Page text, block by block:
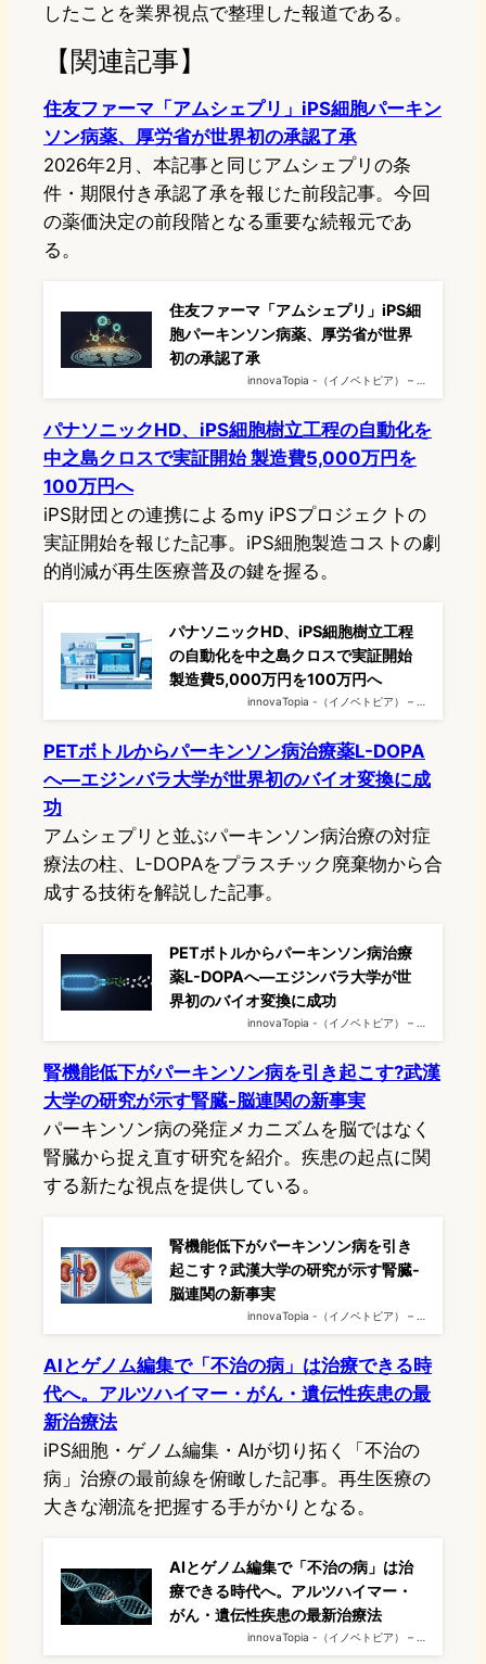
したことを業界視点で整理した報道である。
【関連記事】
住友ファーマ「アムシェプリ」iPS細胞パーキン
ソン病薬、厚労省が世界初の承認了承
2026年2月、本記事と同じアムシェプリの条
件・期限付き承認了承を報じた前段記事。今回
の薬価決定の前段階となる重要な続報元であ
る。
住友ファーマ「アムシェプリ」iPS細
胞パーキンソン病薬、厚労省が世界
初の承認了承
innovaTopia -（イノベトピア） – …
パナソニックHD、iPS細胞樹立工程の自動化を
中之島クロスで実証開始 製造費5,000万円を
100万円へ
iPS財団との連携によるmy iPSプロジェクトの
実証開始を報じた記事。iPS細胞製造コストの劇
的削減が再生医療普及の鍵を握る。
パナソニックHD、iPS細胞樹立工程
の自動化を中之島クロスで実証開始
製造費5,000万円を100万円へ
innovaTopia -（イノベトピア） – …
PETボトルからパーキンソン病治療薬L-DOPA
へ—エジンバラ大学が世界初のバイオ変換に成
功
アムシェプリと並ぶパーキンソン病治療の対症
療法の柱、L-DOPAをプラスチック廃棄物から合
成する技術を解説した記事。
PETボトルからパーキンソン病治療
薬L-DOPAへ—エジンバラ大学が世
界初のバイオ変換に成功
innovaTopia -（イノベトピア） – …
腎機能低下がパーキンソン病を引き起こす?武漢
大学の研究が示す腎臓-脳連関の新事実
パーキンソン病の発症メカニズムを脳ではなく
腎臓から捉え直す研究を紹介。疾患の起点に関
する新たな視点を提供している。
腎機能低下がパーキンソン病を引き
起こす？武漢大学の研究が示す腎臓-
脳連関の新事実
innovaTopia -（イノベトピア） – …
AIとゲノム編集で「不治の病」は治療できる時
代へ。アルツハイマー・がん・遺伝性疾患の最
新治療法
iPS細胞・ゲノム編集・AIが切り拓く「不治の
病」治療の最前線を俯瞰した記事。再生医療の
大きな潮流を把握する手がかりとなる。
AIとゲノム編集で「不治の病」は治
療できる時代へ。アルツハイマー・
がん・遺伝性疾患の最新治療法
innovaTopia -（イノベトピア） – …